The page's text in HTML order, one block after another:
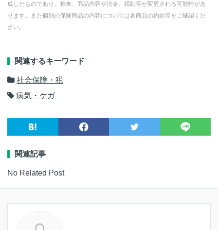
成したものであり、将来、商品内容や法令、税制等が変更される可能性があ
ります。また個別の保険商品の内容については各商品の約款等をご確認くだ
さい。
関連するキーワード
社会保障・税
病気・ケガ
関連記事
No Related Post